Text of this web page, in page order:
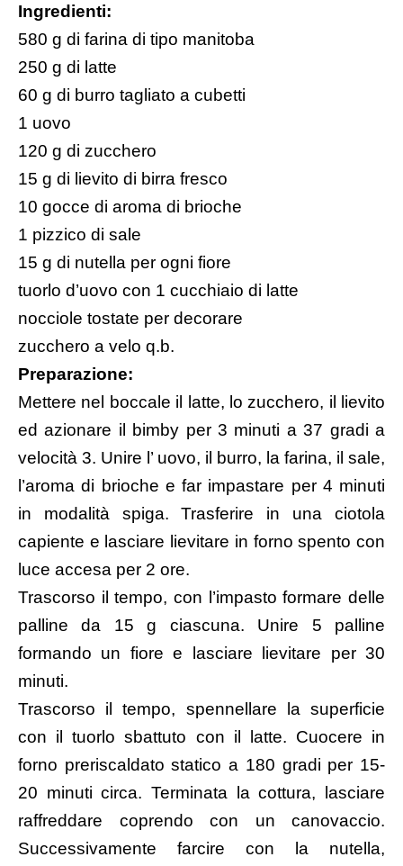
Ingredienti:
580 g di farina di tipo manitoba
250 g di latte
60 g di burro tagliato a cubetti
1 uovo
120 g di zucchero
15 g di lievito di birra fresco
10 gocce di aroma di brioche
1 pizzico di sale
15 g di nutella per ogni fiore
tuorlo d’uovo con 1 cucchiaio di latte
nocciole tostate per decorare
zucchero a velo q.b.
Preparazione:
Mettere nel boccale il latte, lo zucchero, il lievito
ed azionare il bimby per 3 minuti a 37 gradi a
velocità 3. Unire l’ uovo, il burro, la farina, il sale,
l’aroma di brioche e far impastare per 4 minuti
in modalità spiga. Trasferire in una ciotola
capiente e lasciare lievitare in forno spento con
luce accesa per 2 ore.
Trascorso il tempo, con l’impasto formare delle
palline da 15 g ciascuna. Unire 5 palline
formando un fiore e lasciare lievitare per 30
minuti.
Trascorso il tempo, spennellare la superficie
con il tuorlo sbattuto con il latte. Cuocere in
forno preriscaldato statico a 180 gradi per 15-
20 minuti circa. Terminata la cottura, lasciare
raffreddare coprendo con un canovaccio.
Successivamente farcire con la nutella,